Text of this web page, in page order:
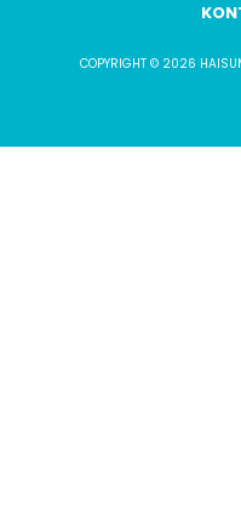
COPYRIGHT © 2026